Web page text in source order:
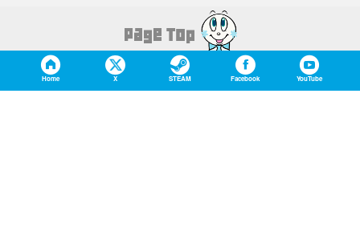
Home X STEAM Facebook YouTube